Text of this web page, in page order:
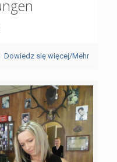
Dowiedz się więcej/Mehr